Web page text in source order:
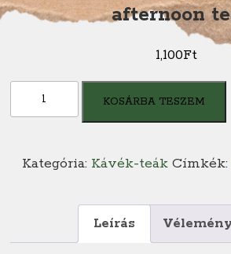
afternoon
1,100Ft
English
green
KOSÁRBA TESZEM
Kategória: Kávék-teák Címkék:
Leírás